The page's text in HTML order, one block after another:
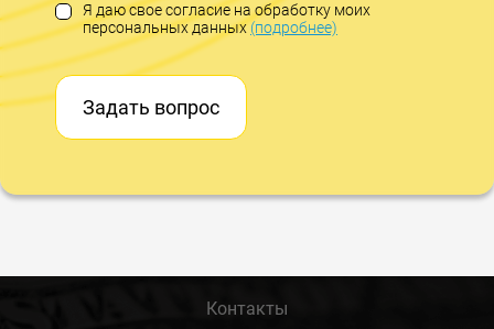
Я даю свое согласие на обработку моих
персональных данных(подробнее)
Задать вопрос
Контакты